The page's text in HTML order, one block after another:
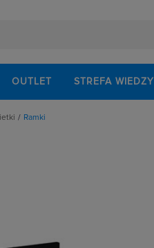
OUTLET STREFA WIEDZY
Ramki